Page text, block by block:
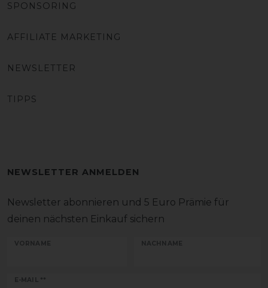
SPONSORING
AFFILIATE MARKETING
NEWSLETTER
TIPPS
NEWSLETTER ANMELDEN
Newsletter abonnieren und 5 Euro Prämie für
deinen nächsten Einkauf sichern
VORNAME NACHNAME
E-MAIL **
Newsletter